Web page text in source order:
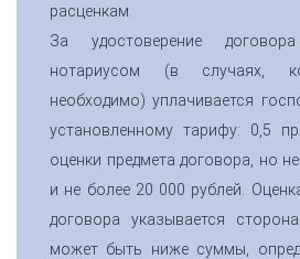
расценкам.
За удостоверение
нотариусом (в случаях,
необходимо) уплачивается
установленному тарифу: 0,5
оценки предмета договора, но
и не более 20 000 рублей.
договора указывается
может быть ниже суммы,